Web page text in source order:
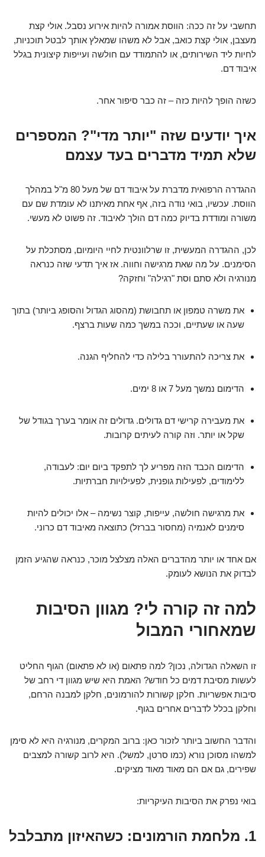
תחשבי על זה ככה: הווסת אמורה להיות אירוע נסבל. אולי קצת
מעצבן, אולי קצת כואב, אבל לא משהו שמאלץ אותך לבטל תוכניות,
לחיות ליד השירותים, או להתמודד עם חולשה ועייפות קיצונית בגלל
איבוד דם.
כשזה הופך להיות כזה – זה כבר סיפור אחר.
איך יודעים שזה "יותר מדי"? המספרים
שלא תמיד מדברים בעד עצמם
ההגדרה הרפואית מדברת על איבוד דם של מעל 80 מ"ל במהלך
הווסת. עכשיו, בואי נודה בזה, אף אחת מאיתנו לא עומדת שם עם
משורה ומודדת בדיוק כמה דם הולך לאיבוד. זה פשוט לא מעשי.
לכן, ההגדרה המעשית, זו שרלוונטית לחיי היומיום, מסתכלת על
הסימנים. על מה שאת מרגישה וחווה. אז איך תדעי שזה כנראה
מנורגיה ולא סתם וסת "רגילה" וחזקה?
את משרה טמפון או תחבושת (מהסוג הגדול והסופג ביותר) בתוך
שעה או שעתיים, וככה במשך כמה שעות ברצף.
את צריכה להתעורר בלילה כדי להחליף הגנה.
הדימום נמשך מעל 7 או 8 ימים.
את מעבירה קרישי דם גדולים. גדולים זה אומר בערך בגודל של
שקל או יותר. וזה קורה לעיתים קרובות.
הדימום הכבד הזה מפריע לך לתפקד ביום יום: לעבודה,
ללימודים, לפעילות גופנית, לפעילויות חברתיות.
את מרגישה חולשה, עייפות, קוצר נשימה – אלו יכולים להיות
סימנים לאנמיה (מחסור בברזל) כתוצאה מאיבוד דם כרוני.
אם אחד או יותר מהדברים האלה מצלצל מוכר, כנראה שהגיע הזמן
לבדוק את הנושא לעומק.
למה זה קורה לי? מגוון הסיבות
שמאחורי המבול
זו השאלה הגדולה, נכון? למה פתאום (או לא פתאום) הגוף החליט
לעשות מסיבת דמים כל חודש? האמת היא שיש מגוון די רחב של
סיבות אפשריות. חלקן קשורות להורמונים, חלקן למבנה הרחם,
וחלקן בכלל לדברים אחרים בגוף.
והדבר החשוב ביותר לזכור כאן: ברוב המקרים, מנורגיה היא לא סימן
למשהו מסוכן נורא (כמו סרטן, למשל). היא לרוב קשורה למצבים
שפירים, גם אם הם מאוד מאוד מציקים.
בואי נפרק את הסיבות העיקריות:
1. מלחמת הורמונים: כשהאיזון מתבלבל